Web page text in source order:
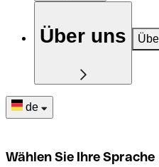
Über uns
de
Wählen Sie Ihre Sprache